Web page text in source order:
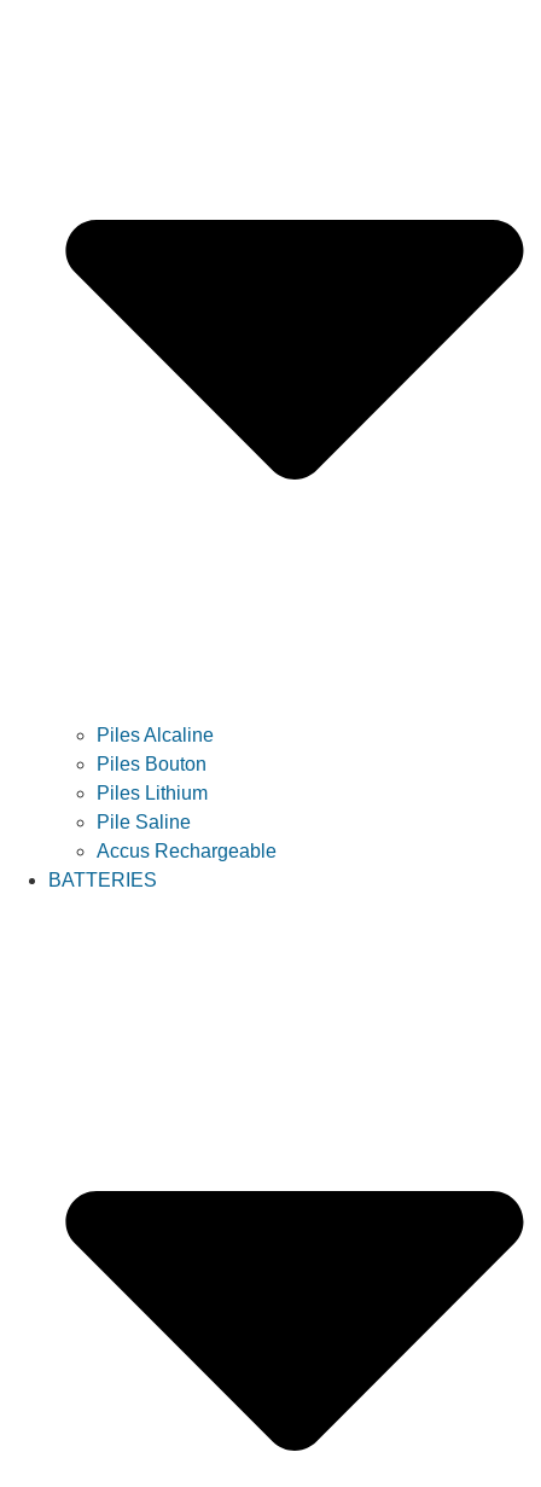
Piles Alcaline
Piles Bouton
Piles Lithium
Pile Saline
Accus Rechargeable
BATTERIES